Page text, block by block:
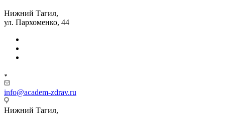
Нижний Тагил,
ул. Пархоменко, 44
info@academ-zdrav.ru
Нижний Тагил,